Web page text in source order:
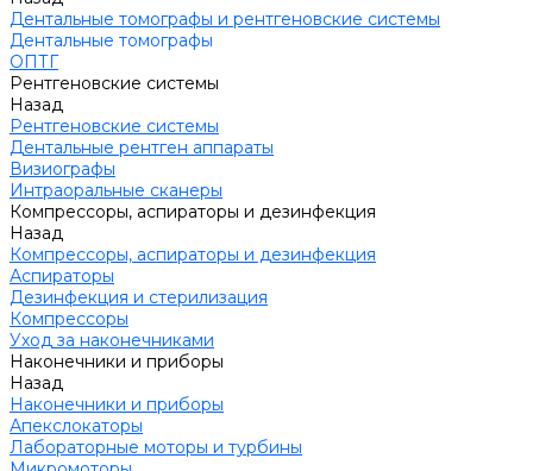
Дентальные томографы и рентгеновские системы
Дентальные томографы
ОПТГ
Рентгеновские системы
Назад
Рентгеновские системы
Дентальные рентген аппараты
Визиографы
Интраоральные сканеры
Компрессоры, аспираторы и дезинфекция
Назад
Компрессоры, аспираторы и дезинфекция
Аспираторы
Дезинфекция и стерилизация
Компрессоры
Уход за наконечниками
Наконечники и приборы
Назад
Наконечники и приборы
Апекслокаторы
Лабораторные моторы и турбины